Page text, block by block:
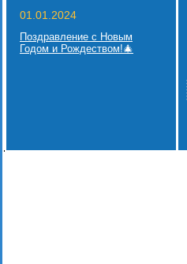
01.01.2024
Поздравление с Новым
Годом и Рождеством!🎄